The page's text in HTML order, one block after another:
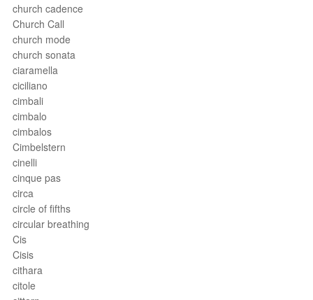
church cadence
Church Call
church mode
church sonata
ciaramella
ciciliano
cimbali
cimbalo
cimbalos
Cimbelstern
cinelli
cinque pas
circa
circle of fifths
circular breathing
Cis
Cisis
cithara
citole